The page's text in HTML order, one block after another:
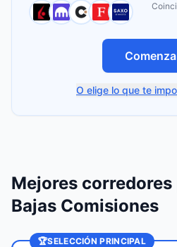
O elige lo que te
Mejores corredores
Bajas Comisiones
🏆SELECCIÓN PRINCIPAL